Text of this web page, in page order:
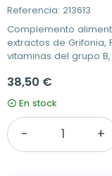
Referencia: 213613
Complemento
extractos de Grifonia,
vitaminas del grupo B,
38,50 €
En stock